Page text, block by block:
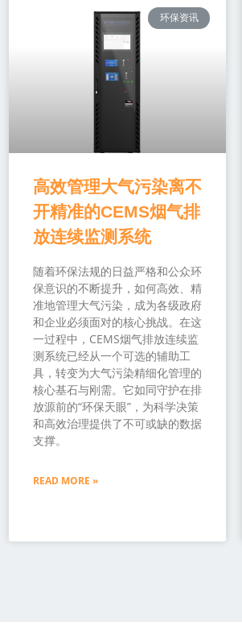
环保资讯
高效管理大气污染离不
开精准的CEMS烟气排
放连续监测系统
随着环保法规的日益严格和公众环
保意识的不断提升，如何高效、精
准地管理大气污染，成为各级政府
和企业必须面对的核心挑战。在这
一过程中，CEMS烟气排放连续监
测系统已经从一个可选的辅助工
具，转变为大气污染精细化管理的
核心基石与刚需。它如同守护在排
放源前的“环保天眼”，为科学决策
和高效治理提供了不可或缺的数据
支撑。
READ MORE »